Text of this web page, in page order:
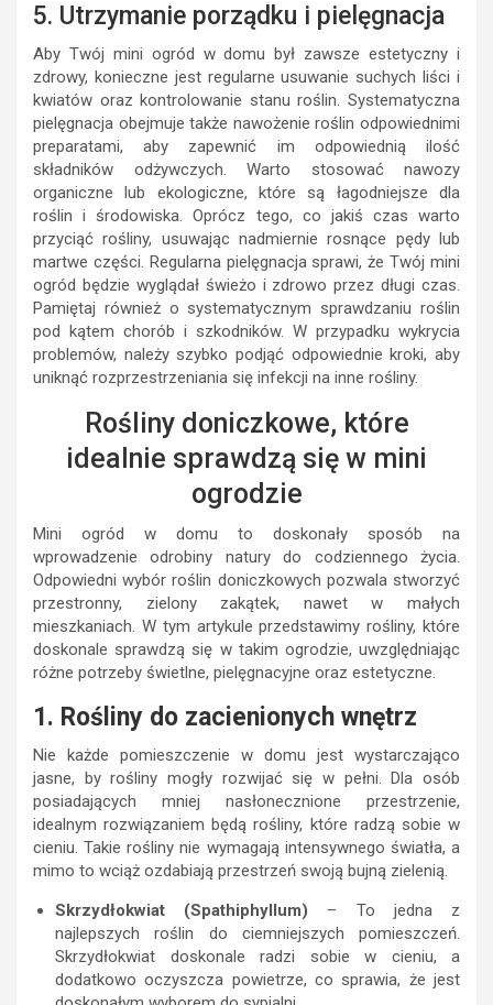
5. Utrzymanie porządku i pielęgnacja
Aby Twój mini ogród w domu był zawsze estetyczny i
zdrowy, konieczne jest regularne usuwanie suchych liści i
kwiatów oraz kontrolowanie stanu roślin. Systematyczna
pielęgnacja obejmuje także nawożenie roślin odpowiednimi
preparatami, aby zapewnić im odpowiednią ilość
składników odżywczych. Warto stosować nawozy
organiczne lub ekologiczne, które są łagodniejsze dla
roślin i środowiska. Oprócz tego, co jakiś czas warto
przyciąć rośliny, usuwając nadmiernie rosnące pędy lub
martwe części. Regularna pielęgnacja sprawi, że Twój mini
ogród będzie wyglądał świeżo i zdrowo przez długi czas.
Pamiętaj również o systematycznym sprawdzaniu roślin
pod kątem chorób i szkodników. W przypadku wykrycia
problemów, należy szybko podjąć odpowiednie kroki, aby
uniknąć rozprzestrzeniania się infekcji na inne rośliny.
Rośliny doniczkowe, które
idealnie sprawdzą się w mini
ogrodzie
Mini ogród w domu to doskonały sposób na
wprowadzenie odrobiny natury do codziennego życia.
Odpowiedni wybór roślin doniczkowych pozwala stworzyć
przestronny, zielony zakątek, nawet w małych
mieszkaniach. W tym artykule przedstawimy rośliny, które
doskonale sprawdzą się w takim ogrodzie, uwzględniając
różne potrzeby świetlne, pielęgnacyjne oraz estetyczne.
1. Rośliny do zacienionych wnętrz
Nie każde pomieszczenie w domu jest wystarczająco
jasne, by rośliny mogły rozwijać się w pełni. Dla osób
posiadających mniej nasłonecznione przestrzenie,
idealnym rozwiązaniem będą rośliny, które radzą sobie w
cieniu. Takie rośliny nie wymagają intensywnego światła, a
mimo to wciąż ozdabiają przestrzeń swoją bujną zielenią.
Skrzydłokwiat (Spathiphyllum) – To jedna z
najlepszych roślin do ciemniejszych pomieszczeń.
Skrzydłokwiat doskonale radzi sobie w cieniu, a
dodatkowo oczyszcza powietrze, co sprawia, że jest